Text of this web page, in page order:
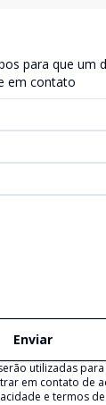
para que um
em contato
Enviar
utilizadas para
em contato de
e termos